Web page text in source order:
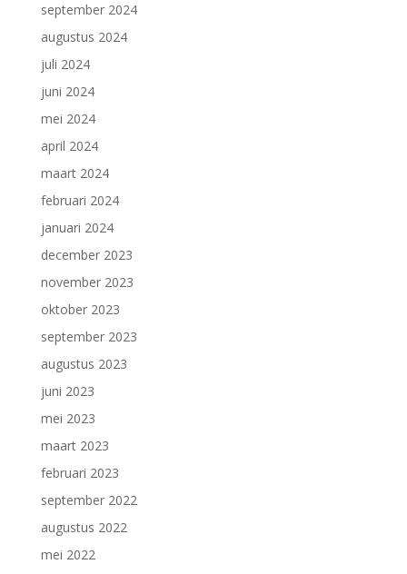
september 2024
augustus 2024
juli 2024
juni 2024
mei 2024
april 2024
maart 2024
februari 2024
januari 2024
december 2023
november 2023
oktober 2023
september 2023
augustus 2023
juni 2023
mei 2023
maart 2023
februari 2023
september 2022
augustus 2022
mei 2022